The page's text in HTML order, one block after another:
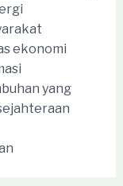
ekonomi
yang